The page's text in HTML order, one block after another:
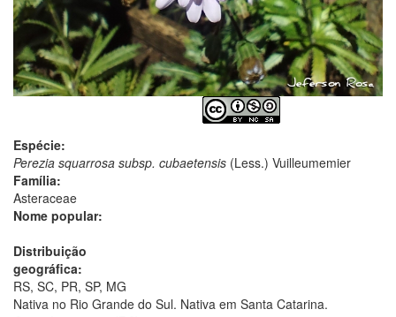
Espécie:
Perezia squarrosa subsp. cubaetensis (Less.) Vuilleumemier
Família:
Asteraceae
Nome popular:
Distribuição
geográfica:
RS, SC, PR, SP, MG
Nativa no Rio Grande do Sul. Nativa em Santa Catarina.